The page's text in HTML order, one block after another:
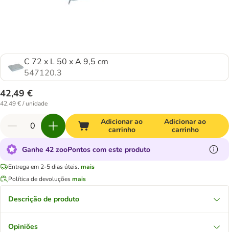
C 72 x L 50 x A 9,5 cm
547120.3
42,49 €
42,49 € / unidade
Adicionar ao
carrinho
Adicionar ao
carrinho
Ganhe 42 zooPontos com este produto
Entrega em 2-5 dias úteis. mais
Política de devoluçõesmais
Descrição de produto
Opiniões